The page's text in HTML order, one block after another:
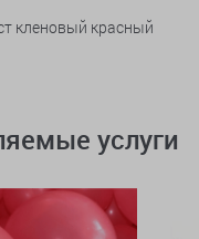
кленовый красный
услуги